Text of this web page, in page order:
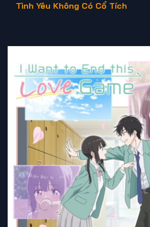
Tình Yêu Không Có Cổ Tích